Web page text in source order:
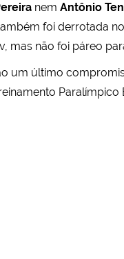
nem Antônio
foi derrotada
mas não foi páreo
um último
Paralímpico